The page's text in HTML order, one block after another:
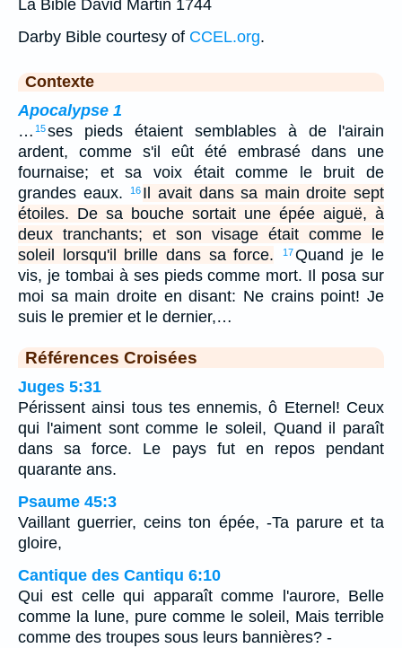
La Bible David Martin 1744
Darby Bible courtesy of CCEL.org.
Contexte
Apocalypse 1
… 15ses pieds étaient semblables à de l'airain
ardent, comme s'il eût été embrasé dans une
fournaise; et sa voix était comme le bruit de
grandes eaux.
16 Il avait dans sa main droite sept
étoiles. De sa bouche sortait une épée aiguë, à
deux tranchants; et son visage était comme le
soleil lorsqu'il brille dans sa force.
17Quand je le
vis, je tombai à ses pieds comme mort. Il posa sur
moi sa main droite en disant: Ne crains point! Je
suis le premier et le dernier,…
Références Croisées
Juges 5:31
Périssent ainsi tous tes ennemis, ô Eternel! Ceux
qui l'aiment sont comme le soleil, Quand il paraît
dans sa force. Le pays fut en repos pendant
quarante ans.
Psaume 45:3
Vaillant guerrier, ceins ton épée, -Ta parure et ta
gloire,
Cantique des Cantiqu 6:10
Qui est celle qui apparaît comme l'aurore, Belle
comme la lune, pure comme le soleil, Mais terrible
comme des troupes sous leurs bannières? -